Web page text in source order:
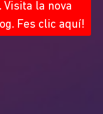
la nova
Fes clic aquí!